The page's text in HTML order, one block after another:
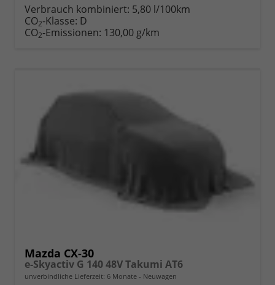
Verbrauch kombiniert: 5,80 l/100km
CO2-Klasse: D
CO2-Emissionen: 130,00 g/km
Mazda CX-30
e-Skyactiv G 140 48V Takumi AT6
unverbindliche Lieferzeit: 6 Monate Neuwagen